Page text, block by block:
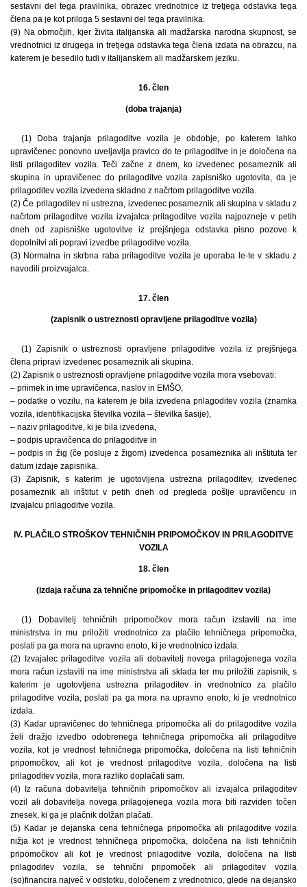
sestavni del tega pravilnika, obrazec vrednotnice iz tretjega odstavka tega
člena pa je kot priloga 5 sestavni del tega pravilnika.
(9) Na območjih, kjer živita italijanska ali madžarska narodna skupnost, se
vrednotnici iz drugega in tretjega odstavka tega člena izdata na obrazcu, na
katerem je besedilo tudi v italijanskem ali madžarskem jeziku.
16. člen
(doba trajanja)
(1) Doba trajanja prilagoditve vozila je obdobje, po katerem lahko
upravičenec ponovno uveljavlja pravico do te prilagoditve in je določena na
listi prilagoditev vozila. Teči začne z dnem, ko izvedenec posameznik ali
skupina in upravičenec do prilagoditve vozila zapisniško ugotovita, da je
prilagoditev vozila izvedena skladno z načrtom prilagoditve vozila.
(2) Če prilagoditev ni ustrezna, izvedenec posameznik ali skupina v skladu z
načrtom prilagoditve vozila izvajalca prilagoditve vozila najpozneje v petih
dneh od zapisniške ugotovitve iz prejšnjega odstavka pisno pozove k
dopolnitvi ali popravi izvedbe prilagoditve vozila.
(3) Normalna in skrbna raba prilagoditve vozila je uporaba le-te v skladu z
navodili proizvajalca.
17. člen
(zapisnik o ustreznosti opravljene prilagoditve vozila)
(1) Zapisnik o ustreznosti opravljene prilagoditve vozila iz prejšnjega
člena pripravi izvedenec posameznik ali skupina.
(2) Zapisnik o ustreznosti opravljene prilagoditve vozila mora vsebovati:
– priimek in ime upravičenca, naslov in EMŠO,
– podatke o vozilu, na katerem je bila izvedena prilagoditev vozila (znamka
vozila, identifikacijska številka vozila – številka šasije),
– naziv prilagoditve, ki je bila izvedena,
– podpis upravičenca do prilagoditve in
– podpis in žig (če posluje z žigom) izvedenca posameznika ali inštituta ter
datum izdaje zapisnika.
(3) Zapisnik, s katerim je ugotovljena ustrezna prilagoditev, izvedenec
posameznik ali inštitut v petih dneh od pregleda pošlje upravičencu in
izvajalcu prilagoditve vozila.
IV. PLAČILO STROŠKOV TEHNIČNIH PRIPOMOČKOV IN PRILAGODITVE
VOZILA
18. člen
(izdaja računa za tehnične pripomočke in prilagoditev vozila)
(1) Dobavitelj tehničnih pripomočkov mora račun izstaviti na ime
ministrstva in mu priložiti vrednotnico za plačilo tehničnega pripomočka,
poslati pa ga mora na upravno enoto, ki je vrednotnico izdala.
(2) Izvajalec prilagoditve vozila ali dobavitelj novega prilagojenega vozila
mora račun izstaviti na ime ministrstva ali sklada ter mu priložiti zapisnik, s
katerim je ugotovljena ustrezna prilagoditev in vrednotnico za plačilo
prilagoditve vozila, poslati pa ga mora na upravno enoto, ki je vrednotnico
izdala.
(3) Kadar upravičenec do tehničnega pripomočka ali do prilagoditve vozila
želi dražjo izvedbo odobrenega tehničnega pripomočka ali prilagoditve
vozila, kot je vrednost tehničnega pripomočka, določena na listi tehničnih
pripomočkov, ali kot je vrednost prilagoditve vozila, določena na listi
prilagoditev vozila, mora razliko doplačati sam.
(4) Iz računa dobavitelja tehničnih pripomočkov ali izvajalca prilagoditev
vozil ali dobavitelja novega prilagojenega vozila mora biti razviden točen
znesek, ki ga je plačnik dolžan plačati.
(5) Kadar je dejanska cena tehničnega pripomočka ali prilagoditve vozila
nižja kot je vrednost tehničnega pripomočka, določena na listi tehničnih
pripomočkov ali kot je vrednost prilagoditve vozila, določena na listi
prilagoditev vozila, se tehnični pripomoček ali prilagoditev vozila
(so)financira največ v odstotku, določenem z vrednotnico, glede na dejansko